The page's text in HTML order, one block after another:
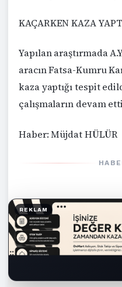
KAÇARKEN KAZA
Yapılan araştırmada
aracın Fatsa-Kumru
kaza yaptığı tespit
çalışmaların devam
Haber: Müjdat HÜLÜR
REKLAM